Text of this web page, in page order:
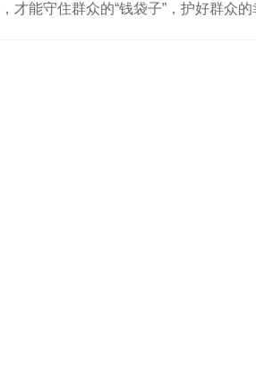
才能守住群众的“钱袋子”，护好群众的